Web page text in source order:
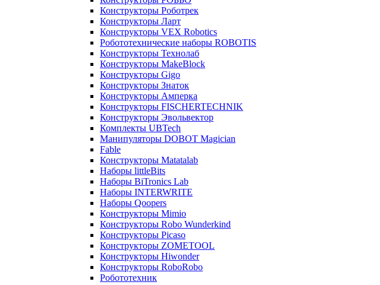
Конструкторы Роботрек
Конструкторы Ларт
Конструкторы VEX Robotics
Робототехнические наборы ROBOTIS
Конструкторы Технолаб
Конструкторы MakeBlock
Конструкторы Gigo
Конструкторы Знаток
Конструкторы Амперка
Конструкторы FISCHERTECHNIK
Конструкторы Эвольвектор
Комплекты UBTech
Манипуляторы DOBOT Magician
Fable
Конструкторы Matatalab
Наборы littleBits
Наборы BiTronics Lab
Наборы INTERWRITE
Наборы Qoopers
Конструкторы Mimio
Конструкторы Robo Wunderkind
Конструкторы Picaso
Конструкторы ZOMETOOL
Конструкторы Hiwonder
Конструкторы RoboRobo
Робототехник